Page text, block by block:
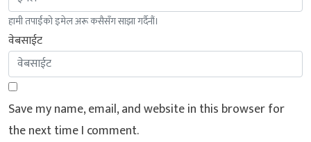
हामी तपाईंको इमेल अरू कसैसँग साझा गर्दैनौं।
वेबसाईट
Save my name, email, and website in this browser for
the next time I comment.